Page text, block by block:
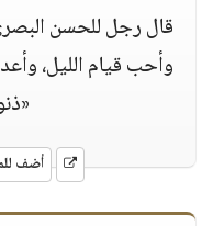
قال رجل للحسن
وأحب قيام الليل،
أضف